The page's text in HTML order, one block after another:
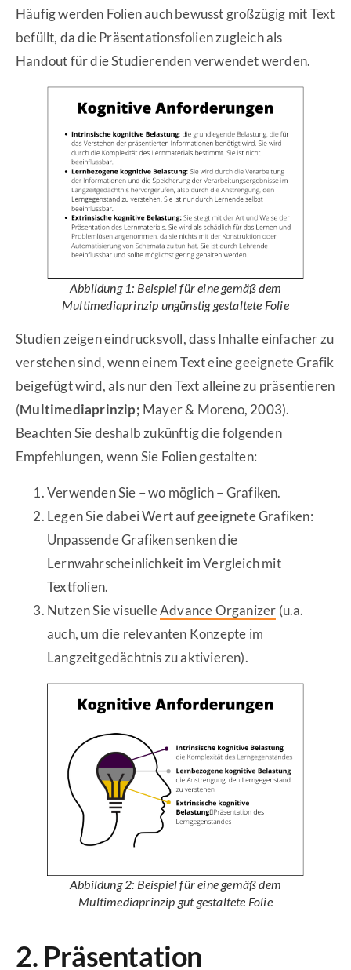
Häufig werden Folien auch bewusst großzügig mit Text
befüllt, da die Präsentationsfolien zugleich als
Handout für die Studierenden verwendet werden.
Abbildung 1: Beispiel für eine gemäß dem
Multimediaprinzip ungünstig gestaltete Folie
Studien zeigen eindrucksvoll, dass Inhalte einfacher zu
verstehen sind, wenn einem Text eine geeignete Grafik
beigefügt wird, als nur den Text alleine zu präsentieren
(Multimediaprinzip; Mayer & Moreno, 2003).
Beachten Sie deshalb zukünftig die folgenden
Empfehlungen, wenn Sie Folien gestalten:
Verwenden Sie – wo möglich – Grafiken.
Legen Sie dabei Wert auf geeignete Grafiken:
Unpassende Grafiken senken die
Lernwahrscheinlichkeit im Vergleich mit
Textfolien.
Nutzen Sie visuelleAdvance Organizer (u.a.
auch, um die relevanten Konzepte im
Langzeitgedächtnis zu aktivieren).
Abbildung 2: Beispiel für eine gemäß dem
Multimediaprinzip gut gestaltete Folie
2. Präsentation